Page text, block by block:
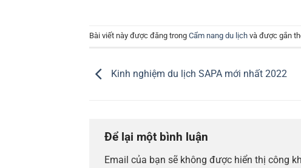
Bài viết này được đăng trong Cẩm nang du lịch và được gắn
Kinh nghiệm du lịch SAPA mới nhất 2022
Để lại một bình luận
Email của bạn sẽ không được hiển thị công